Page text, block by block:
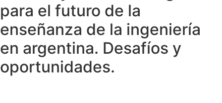
para el futuro de la
enseñanza de la ingeniería
en argentina. Desafíos y
oportunidades.